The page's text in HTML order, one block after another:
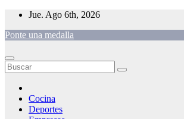
Saltar
contenido
Jue. Ago 6th, 2026
Ponte una medalla
Cocina
Deportes